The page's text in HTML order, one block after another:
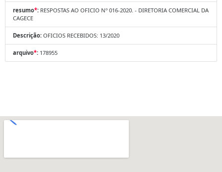
resumo*: RESPOSTAS AO OFICIO Nº 016-2020. - DIRETORIA COMERCIAL DA
CAGECE
Descrição: OFICIOS RECEBIDOS: 13/2020
arquivo*: 178955